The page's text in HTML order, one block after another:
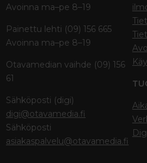
Avoinna ma–pe 8–19
Painettu lehti (09) 156 665
Avoinna ma–pe 8–19
Otavamedian vaihde (09) 156
61
Sähköposti (digi)
digi@otavamedia.fi
Sähköposti
asiakaspalvelu@otavamedia.fi